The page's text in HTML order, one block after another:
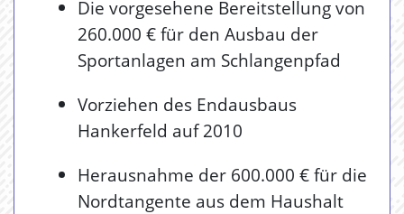
Die vorgesehene Bereitstellung von
260.000 € für den Ausbau der
Sportanlagen am Schlangenpfad
Vorziehen des Endausbaus
Hankerfeld auf 2010
Herausnahme der 600.000 € für die
Nordtangente aus dem Haushalt